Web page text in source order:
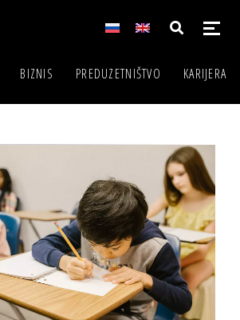
BIZNIS PREDUZETNIŠTVO KARIJERA